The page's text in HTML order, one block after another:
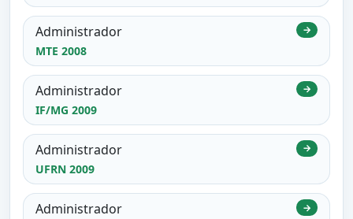
Administrador
MTE 2008
→
Administrador
IF/MG 2009
→
Administrador
UFRN 2009
→
Administrador →